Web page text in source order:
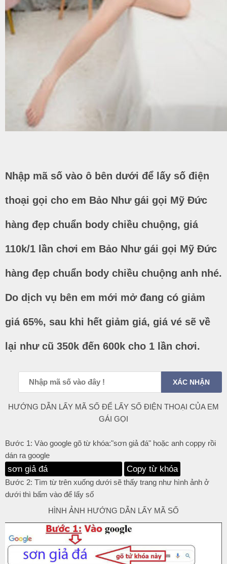
Nhập mã số vào ô bên dưới để lấy số điện
thoại gọi cho em Bảo Như gái gọi Mỹ Đức
hàng đẹp chuẩn body chiều chuộng, giá
110k/1 lần chơi em Bảo Như gái gọi Mỹ Đức
hàng đẹp chuẩn body chiều chuộng anh nhé.
Do dịch vụ bên em mới mở đang có giảm
giá 65%, sau khi hết giảm giá, giá vé sẽ về
lại như cũ 350k đến 600k cho 1 lần chơi.
HƯỚNG DẪN LẤY MÃ SỐ ĐỂ LẤY SỐ ĐIỆN THOẠI CỦA EM
GÁI GỌI
Bước 1: Vào google gõ từ khóa:"sơn giả đá" hoặc anh coppy rồi
dán ra google
Copy từ khóa
Bước 2: Tìm từ trên xuống dưới sẽ thấy trang như hình ảnh ở
dưới thì bấm vào để lấy số
HÌNH ẢNH HƯỚNG DẪN LẤY MÃ SỐ